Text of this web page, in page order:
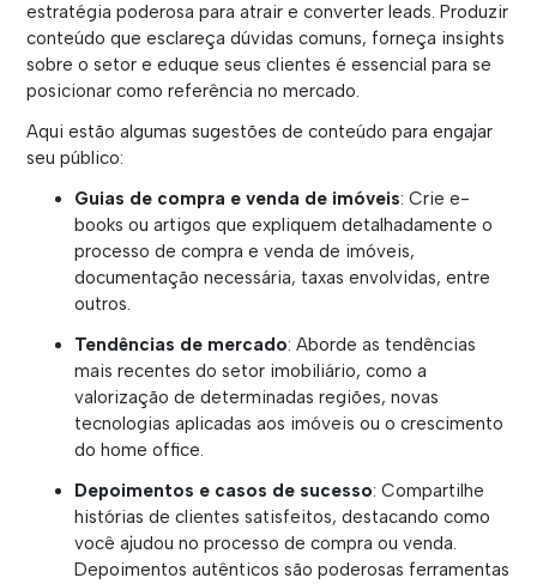
estratégia poderosa para atrair e converter leads. Produzir
conteúdo que esclareça dúvidas comuns, forneça insights
sobre o setor e eduque seus clientes é essencial para se
posicionar como referência no mercado.
Aqui estão algumas sugestões de conteúdo para engajar
seu público:
Guias de compra e venda de imóveis: Crie e-
books ou artigos que expliquem detalhadamente o
processo de compra e venda de imóveis,
documentação necessária, taxas envolvidas, entre
outros.
Tendências de mercado: Aborde as tendências
mais recentes do setor imobiliário, como a
valorização de determinadas regiões, novas
tecnologias aplicadas aos imóveis ou o crescimento
do home office.
Depoimentos e casos de sucesso: Compartilhe
histórias de clientes satisfeitos, destacando como
você ajudou no processo de compra ou venda.
Depoimentos autênticos são poderosas ferramentas